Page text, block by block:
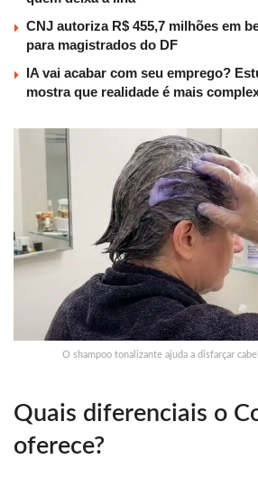
CNJ autoriza R$ 455,7 milhões em
para magistrados do DF
IA vai acabar com seu emprego?
mostra que realidade é mais
O shampoo tonalizante ajuda a disfarçar
Quais diferenciais o
oferece?